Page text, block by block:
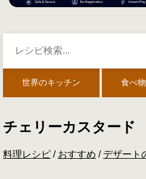
世界のキッチン 食べ
チェリーカスタード
料理レシピ / おすすめ / デザート